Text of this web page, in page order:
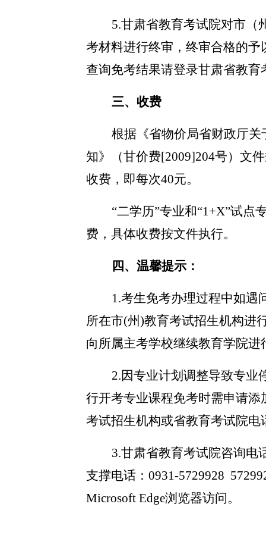
5.甘肃省教育考试院对市（
考材料进行终审，终审合格的
查询免考结果请登录甘肃省教育
三、 收费
根据《省物价局省财政厅
知》（甘价费[2009]204号）文
收费，即每次40元。
“二学历”专业和“1+X”试点
费，具体收费按文件执行。
四、 温馨提示：
1.考生免考办理过程中如遇
所在市(州)教育考试招生机构进
向所属主考学校继续教育学院
2.因专业计划调整导致专业
行开考专业课程免考时需申请
考试招生机构或省教育考试院
3.甘肃省教育考试院咨询电
支撑电话：0931-5729928
Microsoft Edge浏览器访问。